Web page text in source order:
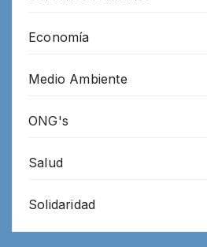
Economía
Medio Ambiente
ONG's
Salud
Solidaridad